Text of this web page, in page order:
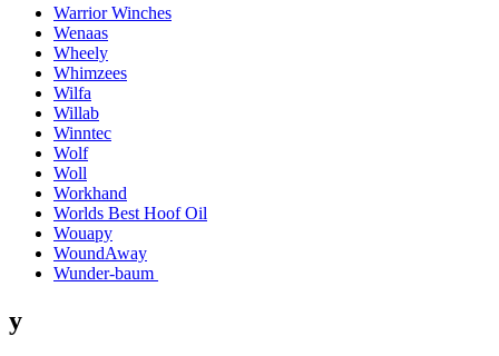
Warrior Winches
Wenaas
Wheely
Whimzees
Wilfa
Willab
Winntec
Wolf
Woll
Workhand
Worlds Best Hoof Oil
Wouapy
WoundAway
Wunder-baum
y